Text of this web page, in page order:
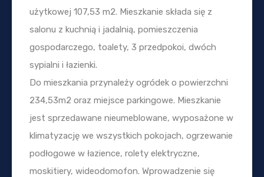
użytkowej 107,53 m2. Mieszkanie składa się z
salonu z kuchnią i jadalnią, pomieszczenia
gospodarczego, toalety, 3 przedpokoi, dwóch
sypialni i łazienki.
Do mieszkania przynależy ogródek o powierzchni
234,53m2 oraz miejsce parkingowe. Mieszkanie
jest sprzedawane nieumeblowane, wyposażone w
klimatyzację we wszystkich pokojach, ogrzewanie
podłogowe w łazience, rolety elektryczne,
moskitiery, wideodomofon. Wprowadzenie się